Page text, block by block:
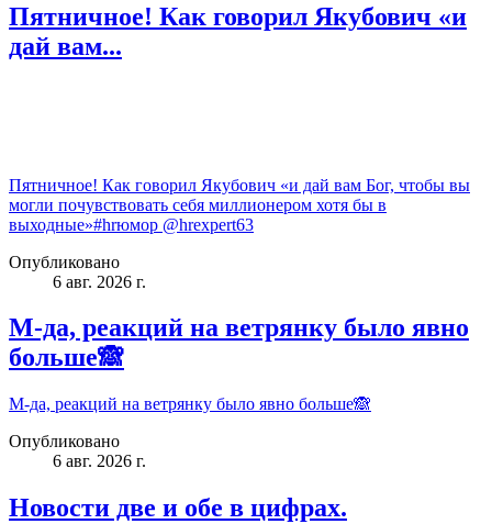
Пятничное! Как говорил Якубович «и
дай вам...
Пятничное! Как говорил Якубович «и дай вам Бог, чтобы вы
могли почувствовать себя миллионером хотя бы в
выходные»#hrюмор @hrexpert63
Опубликовано
6 авг. 2026 г.
М-да, реакций на ветрянку было явно
больше🙈
М-да, реакций на ветрянку было явно больше🙈
Опубликовано
6 авг. 2026 г.
Новости две и обе в цифрах.